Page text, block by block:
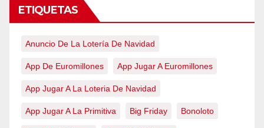
ETIQUETAS
Anuncio De La Lotería De Navidad
App De Euromillones App Jugar A Euromillones
App Jugar A La Loteria De Navidad
App Jugar A La Primitiva Big Friday Bonoloto